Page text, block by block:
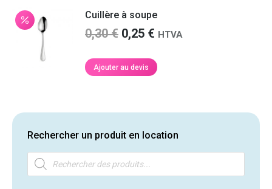
Cuillère à soupe
0,30€ Le
initial
0,25 € Le
actuel
HTVA
Ajouter au devis
Rechercher un produit en location
Recherche
de
produits